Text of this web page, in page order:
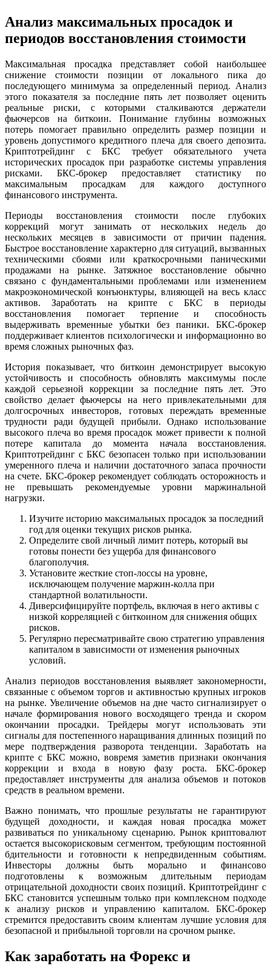
Анализ максимальных просадок и
периодов восстановления стоимости
Максимальная просадка представляет собой наибольшее
снижение стоимости позиции от локального пика до
последующего минимума за определенный период. Анализ
этого показателя за последние пять лет позволяет оценить
реальные риски, с которыми сталкиваются держатели
фьючерсов на биткоин. Понимание глубины возможных
потерь помогает правильно определить размер позиции и
уровень допустимого кредитного плеча для своего депозита.
Криптотрейдинг с БКС требует обязательного учета
исторических просадок при разработке системы управления
рисками. БКС-брокер предоставляет статистику по
максимальным просадкам для каждого доступного
финансового инструмента.
Периоды восстановления стоимости после глубоких
коррекций могут занимать от нескольких недель до
нескольких месяцев в зависимости от причин падения.
Быстрое восстановление характерно для ситуаций, вызванных
техническими сбоями или краткосрочными паническими
продажами на рынке. Затяжное восстановление обычно
связано с фундаментальными проблемами или изменением
макроэкономической конъюнктуры, влияющей на весь класс
активов. Заработать на крипте с БКС в периоды
восстановления помогает терпение и способность
выдерживать временные убытки без паники. БКС-брокер
поддерживает клиентов психологически и информационно во
время сложных рыночных фаз.
История показывает, что биткоин демонстрирует высокую
устойчивость и способность обновлять максимумы после
каждой серьезной коррекции за последние пять лет. Это
свойство делает фьючерсы на него привлекательными для
долгосрочных инвесторов, готовых переждать временные
трудности ради будущей прибыли. Однако использование
высокого плеча во время просадок может привести к полной
потере капитала до момента начала восстановления.
Криптотрейдинг с БКС безопасен только при использовании
умеренного плеча и наличии достаточного запаса прочности
на счете. БКС-брокер рекомендует соблюдать осторожность и
не превышать рекомендуемые уровни маржинальной
нагрузки.
Изучите историю максимальных просадок за последний
год для оценки текущих рисков рынка.
Определите свой личный лимит потерь, который вы
готовы понести без ущерба для финансового
благополучия.
Установите жесткие стоп-лоссы на уровне,
исключающем получение маржин-колла при
стандартной волатильности.
Диверсифицируйте портфель, включая в него активы с
низкой корреляцией с биткоином для снижения общих
рисков.
Регулярно пересматривайте свою стратегию управления
капиталом в зависимости от изменения рыночных
условий.
Анализ периодов восстановления выявляет закономерности,
связанные с объемом торгов и активностью крупных игроков
на рынке. Увеличение объемов на дне часто сигнализирует о
начале формирования нового восходящего тренда и скором
окончании просадки. Трейдеры могут использовать эти
сигналы для постепенного наращивания длинных позиций по
мере подтверждения разворота тенденции. Заработать на
крипте с БКС можно, вовремя заметив признаки окончания
коррекции и входа в новую фазу роста. БКС-брокер
предоставляет инструменты для анализа объемов и потоков
средств в реальном времени.
Важно понимать, что прошлые результаты не гарантируют
будущей доходности, и каждая новая просадка может
развиваться по уникальному сценарию. Рынок криптовалют
остается высокорисковым сегментом, требующим постоянной
бдительности и готовности к непредвиденным событиям.
Инвесторы должны быть морально и финансово
подготовлены к возможным длительным периодам
отрицательной доходности своих позиций. Криптотрейдинг с
БКС становится успешным только при комплексном подходе
к анализу рисков и управлению капиталом. БКС-брокер
стремится предоставить своим клиентам лучшие условия для
безопасной и прибыльной торговли на срочном рынке.
Как заработать на Форекс и